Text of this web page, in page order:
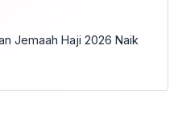
Jemaah Haji 2026 Naik